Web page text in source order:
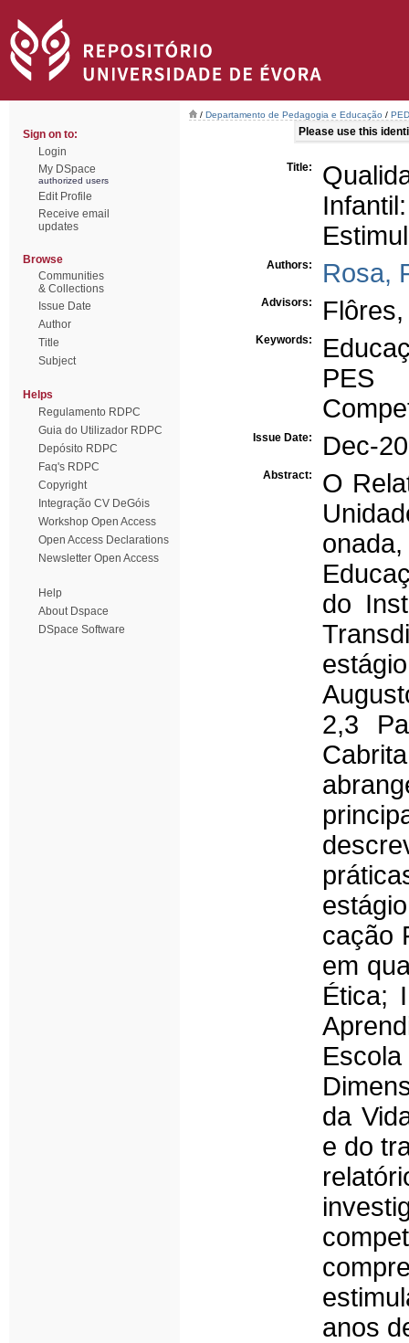
Sign on to:
Login
My DSpace
authorized users
Edit Profile
Receive email
updates
Browse
Communities
& Collections
Issue Date
Author
Title
Subject
Helps
Regulamento RDPC
Guia do Utilizador RDPC
Depósito RDPC
Faq's RDPC
Copyright
Integração CV DeGóis
Workshop Open Access
Open Access Declarations
Newsletter Open Access
Help
About Dspace
DSpace Software
/ Departamento de Pedagogia e Educação /
Please use this
Title:
Authors: Rosa,
Advisors:
Keywords:
PES
Issue Date: Dec-
Abstract:
O
do
2,3
cação
em
Ética;
da
e do
anos